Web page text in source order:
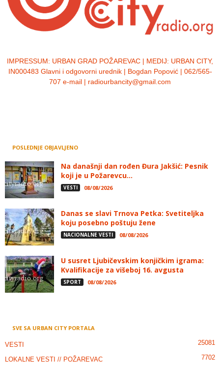
IMPRESSUM: URBAN GRAD POŽAREVAC | MEDIJ: URBAN CITY,
IN000483 Glavni i odgovorni urednik | Bogdan Popović | 062/565-
707 e-mail | radiourbancity@gmail.com
POSLEDNJE OBJAVLJENO
Na današnji dan rođen Đura Jakšić: Pesnik
koji je u Požarevcu...
VESTI 08/08/2026
Danas se slavi Trnova Petka: Svetiteljka
koju posebno poštuju žene
NACIONALNE VESTI 08/08/2026
U susret Ljubičevskim konjičkim igrama:
Kvalifikacije za višeboj 16. avgusta
SPORT 08/08/2026
SVE SA URBAN CITY PORTALA
VESTI 25081
LOKALNE VESTI // POŽAREVAC 7702